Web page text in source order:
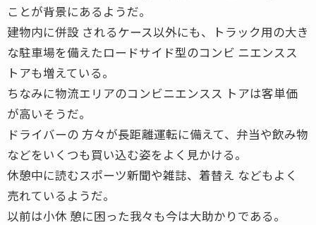
ことが背景にあるようだ。
建物内に併設 されるケース以外にも、トラック用の大き
な駐車場を備えたロードサイド型のコンビ ニエンスス
トアも増えている。
ちなみに物流エリアのコンビニエンスス トアは客単価
が高いそうだ。
ドライバーの 方々が長距離運転に備えて、弁当や飲み物
などをいくつも買い込む姿をよく見かける。
休憩中に読むスポーツ新聞や雑誌、着替え などもよく
売れているようだ。
以前は小休 憩に困った我々も今は大助かりである。